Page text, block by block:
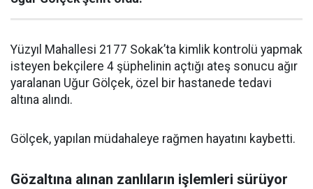
Yüzyıl Mahallesi 2177 Sokak’ta kimlik kontrolü yapmak
isteyen bekçilere 4 şüphelinin açtığı ateş sonucu ağır
yaralanan Uğur Gölçek, özel bir hastanede tedavi
altına alındı.
Gölçek, yapılan müdahaleye rağmen hayatını kaybetti.
Gözaltına alınan zanlıların işlemleri sürüyor